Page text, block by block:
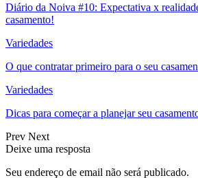
Diário da Noiva #10: Expectativa x
casamento!
Variedades
O que contratar primeiro para o seu
Variedades
Dicas para começar a planejar seu
Prev Next
Deixe uma resposta
Seu endereço de email não será publicado.